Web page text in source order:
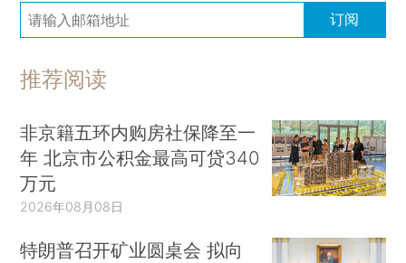
订阅
推荐阅读
非京籍五环内购房社保降至一
年 北京市公积金最高可贷340
万元
2026年08月08日
特朗普召开矿业圆桌会 拟向